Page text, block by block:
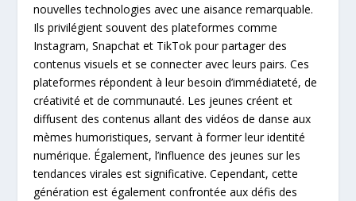
nouvelles technologies avec une aisance remarquable.
Ils privilégient souvent des plateformes comme
Instagram, Snapchat et TikTok pour partager des
contenus visuels et se connecter avec leurs pairs. Ces
plateformes répondent à leur besoin d’immédiateté, de
créativité et de communauté. Les jeunes créent et
diffusent des contenus allant des vidéos de danse aux
mèmes humoristiques, servant à former leur identité
numérique. Également, l’influence des jeunes sur les
tendances virales est significative. Cependant, cette
génération est également confrontée aux défis des